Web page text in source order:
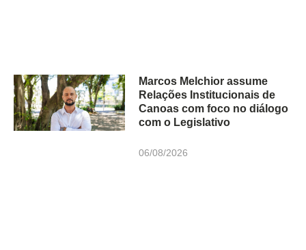
Marcos Melchior assume
Relações Institucionais de
Canoas com foco no diálogo
com o Legislativo
06/08/2026